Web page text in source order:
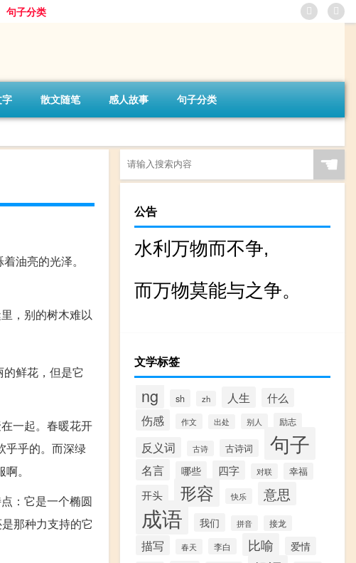
句子分类
散文随笔 感人故事 句子分类
油亮的光泽。
，别的树木难以
鲜花，但是它
一起。春暖花开
乎乎的。而深绿
。
：它是一个椭圆
那种力支持的它
☚
公告
水利万物而不争,
而万物莫能与之争。
文学标签
ng sh zh 人生 什么
伤感 作文 出处 别人 励志
反义词 古诗 古诗词 句子
名言 哪些 四字 对联 幸福
开头 形容 快乐 意思
成语 我们 拼音 接龙
描写 春天 李白 比喻 爱情